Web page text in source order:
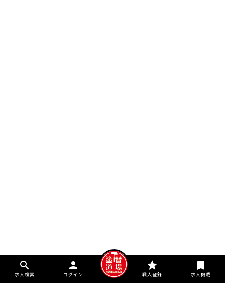
search
求人検索
person
ログイン
star
職人登録
bookmark
求人掲載